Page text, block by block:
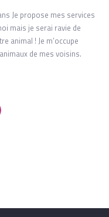
Je propose mes services
mais je serai ravie de
animal ! Je m’occupe
de mes voisins.